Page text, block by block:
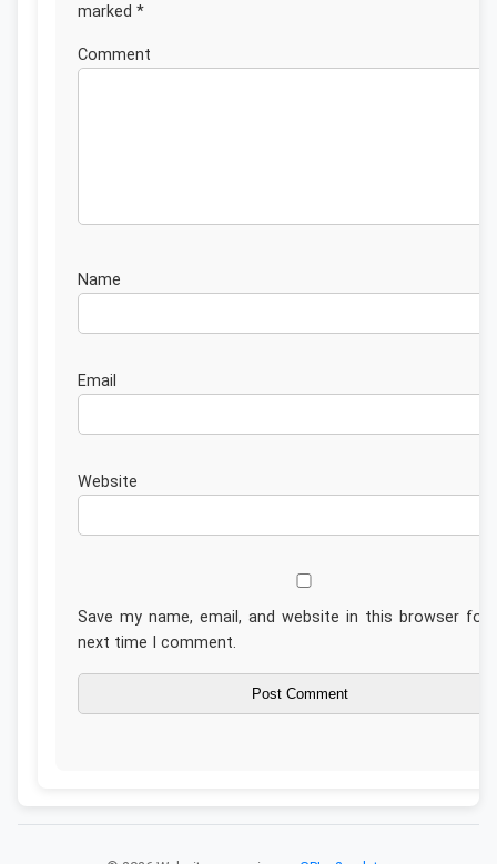
marked *
Website
Save my name, email, and website in this browser for
next time I comment.